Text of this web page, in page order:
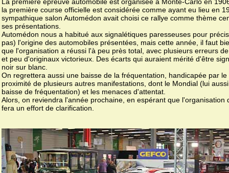
la première course officielle est considérée comme ayant eu lieu en
sympathique salon Automédon avait choisi ce rallye comme thème
ses présentations.
Automédon nous a habitué aux signalétiques paresseuses pour
pas) l'origine des automobiles présentées, mais cette année, il faut
que l'organisation a réussi l'à peu près total, avec plusieurs erreurs
et peu d'originaux victorieux. Des écarts qui auraient mérité d'être
noir sur blanc.
On regrettera aussi une baisse de la fréquentation, handicapée par le
proximité de plusieurs autres manifestations, dont le Mondial (lui
baisse de fréquentation) et les menaces d'attentat.
Alors, on reviendra l'année prochaine, en espérant que l'organisation
fera un effort de clarification.